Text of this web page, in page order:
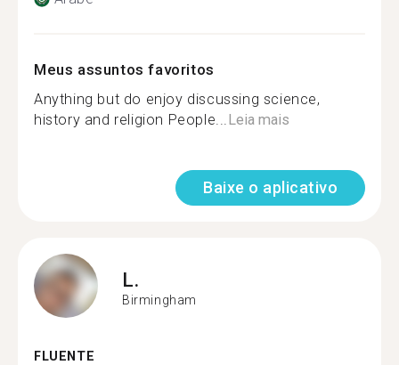
Meus assuntos favoritos
Anything but do enjoy discussing science,
history and religion People...Leia mais
Baixe o aplicativo
L.
Birmingham
FLUENTE